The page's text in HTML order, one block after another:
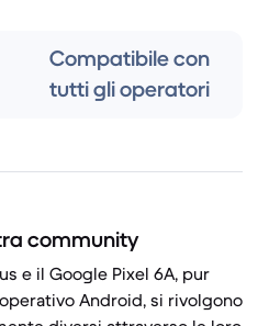
Compatibile con
tutti gli operatori
community
e il Google Pixel 6A, pur
Android, si rivolgono